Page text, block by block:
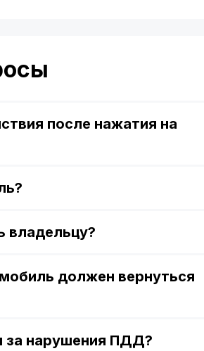
после нажатия на
владельцу?
должен вернуться
за нарушения ПДД?